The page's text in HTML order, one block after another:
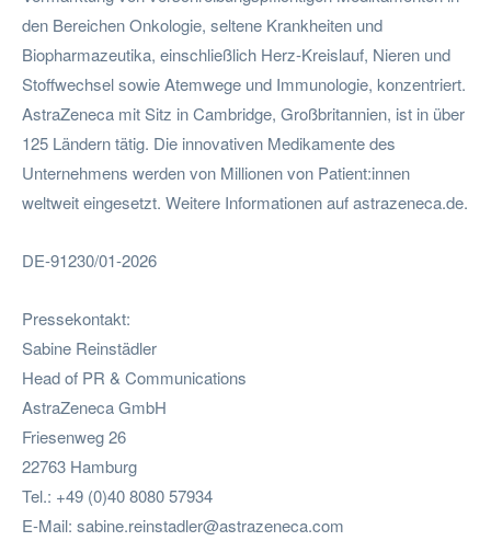
den Bereichen Onkologie, seltene Krankheiten und
Biopharmazeutika, einschließlich Herz-Kreislauf, Nieren und
Stoffwechsel sowie Atemwege und Immunologie, konzentriert.
AstraZeneca mit Sitz in Cambridge, Großbritannien, ist in über
125 Ländern tätig. Die innovativen Medikamente des
Unternehmens werden von Millionen von Patient:innen
weltweit eingesetzt. Weitere Informationen auf astrazeneca.de.
DE-91230/01-2026
Pressekontakt:
Sabine Reinstädler
Head of PR & Communications
AstraZeneca GmbH
Friesenweg 26
22763 Hamburg
Tel.: +49 (0)40 8080 57934
E-Mail: sabine.reinstadler@astrazeneca.com